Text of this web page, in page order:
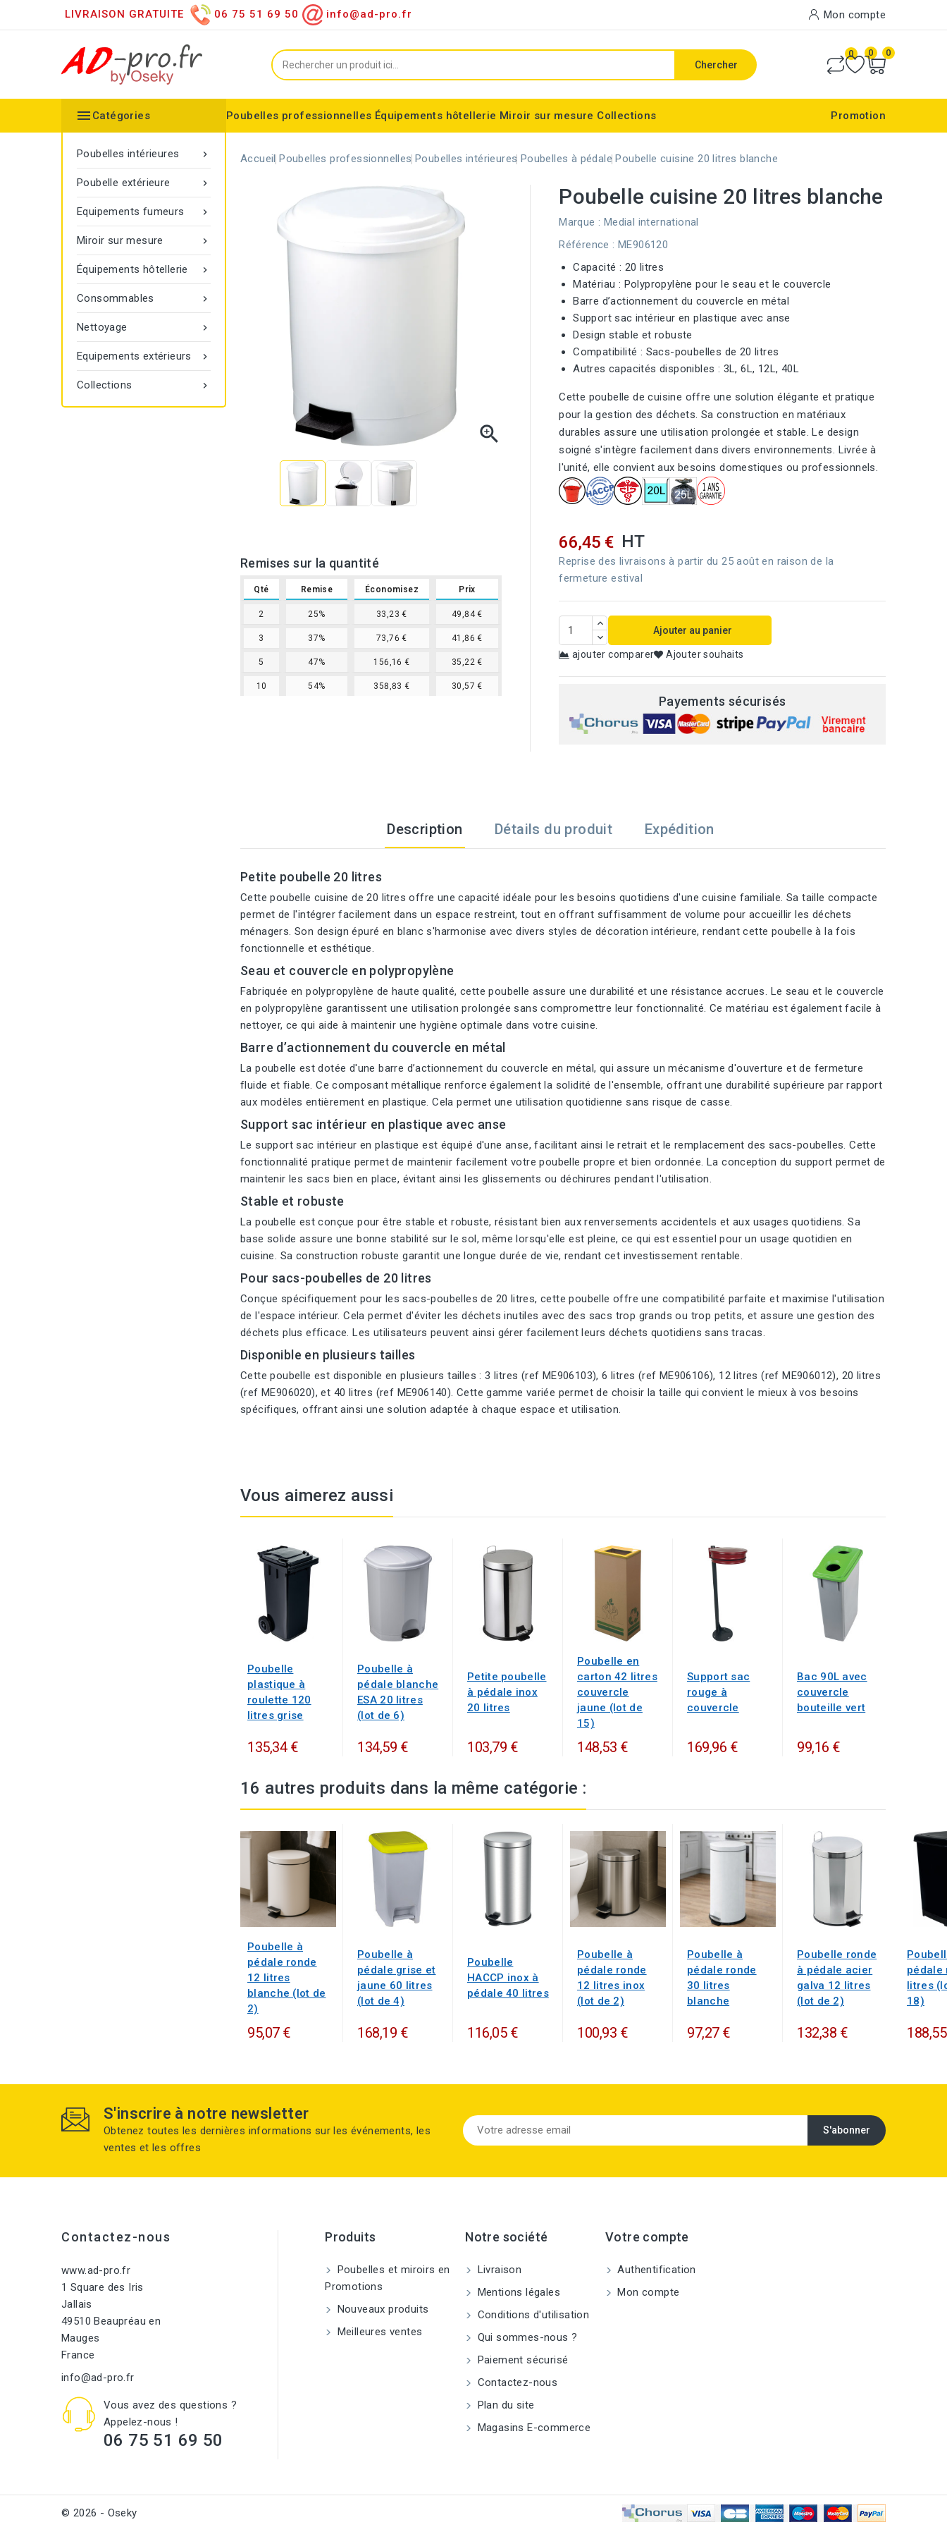
LIVRAISON GRATUITE 06 75 51 69 50 info@ad-pro.fr Mon compte
Chercher
0 0 0
Poubelles professionnelles Équipements hôtellerie Miroir sur mesure Collections Promotion
 Catégories

Poubelles intérieures

Poubelle extérieure

Equipements fumeurs

Miroir sur mesure

Équipements hôtellerie

Consommables

Nettoyage

Equipements extérieurs

Collections
Accueil Poubelles professionnelles Poubelles intérieures Poubelles à pédale Poubelle cuisine 20 litres blanche

Remises sur la quantité
Qté Remise Économisez Prix
2 25% 33,23 € 49,84 €
3 37% 73,76 € 41,86 €
5 47% 156,16 € 35,22 €
10 54% 358,83 € 30,57 €
Poubelle cuisine 20 litres blanche
Marque : Medial international
Référence : ME906120
Capacité : 20 litres
Matériau : Polypropylène pour le seau et le couvercle
Barre d’actionnement du couvercle en métal
Support sac intérieur en plastique avec anse
Design stable et robuste
Compatibilité : Sacs-poubelles de 20 litres
Autres capacités disponibles : 3L, 6L, 12L, 40L
Cette poubelle de cuisine offre une solution élégante et pratique
pour la gestion des déchets. Sa construction en matériaux
durables assure une utilisation prolongée et stable. Le design
soigné s'intègre facilement dans divers environnements. Livrée à
l'unité, elle convient aux besoins domestiques ou professionnels.
66,45 € HT
Reprise des livraisons à partir du 25 août en raison de la
fermeture estival
Ajouter au panier
ajouter comparer Ajouter souhaits
Payements sécurisés
Description Détails du produit Expédition
Petite poubelle 20 litres
Cette poubelle cuisine de 20 litres offre une capacité idéale pour les besoins quotidiens d'une cuisine familiale. Sa taille compacte
permet de l'intégrer facilement dans un espace restreint, tout en offrant suffisamment de volume pour accueillir les déchets
ménagers. Son design épuré en blanc s'harmonise avec divers styles de décoration intérieure, rendant cette poubelle à la fois
fonctionnelle et esthétique.
Seau et couvercle en polypropylène
Fabriquée en polypropylène de haute qualité, cette poubelle assure une durabilité et une résistance accrues. Le seau et le couvercle
en polypropylène garantissent une utilisation prolongée sans compromettre leur fonctionnalité. Ce matériau est également facile à
nettoyer, ce qui aide à maintenir une hygiène optimale dans votre cuisine.
Barre d’actionnement du couvercle en métal
La poubelle est dotée d'une barre d’actionnement du couvercle en métal, qui assure un mécanisme d'ouverture et de fermeture
fluide et fiable. Ce composant métallique renforce également la solidité de l'ensemble, offrant une durabilité supérieure par rapport
aux modèles entièrement en plastique. Cela permet une utilisation quotidienne sans risque de casse.
Support sac intérieur en plastique avec anse
Le support sac intérieur en plastique est équipé d'une anse, facilitant ainsi le retrait et le remplacement des sacs-poubelles. Cette
fonctionnalité pratique permet de maintenir facilement votre poubelle propre et bien ordonnée. La conception du support permet de
maintenir les sacs bien en place, évitant ainsi les glissements ou déchirures pendant l'utilisation.
Stable et robuste
La poubelle est conçue pour être stable et robuste, résistant bien aux renversements accidentels et aux usages quotidiens. Sa
base solide assure une bonne stabilité sur le sol, même lorsqu'elle est pleine, ce qui est essentiel pour un usage quotidien en
cuisine. Sa construction robuste garantit une longue durée de vie, rendant cet investissement rentable.
Pour sacs-poubelles de 20 litres
Conçue spécifiquement pour les sacs-poubelles de 20 litres, cette poubelle offre une compatibilité parfaite et maximise l'utilisation
de l'espace intérieur. Cela permet d'éviter les déchets inutiles avec des sacs trop grands ou trop petits, et assure une gestion des
déchets plus efficace. Les utilisateurs peuvent ainsi gérer facilement leurs déchets quotidiens sans tracas.
Disponible en plusieurs tailles
Cette poubelle est disponible en plusieurs tailles : 3 litres (ref ME906103), 6 litres (ref ME906106), 12 litres (ref ME906012), 20 litres
(ref ME906020), et 40 litres (ref ME906140). Cette gamme variée permet de choisir la taille qui convient le mieux à vos besoins
spécifiques, offrant ainsi une solution adaptée à chaque espace et utilisation.
Vous aimerez aussi
Poubelle
plastique à
roulette 120
litres grise
135,34 €
Poubelle à
pédale blanche
ESA 20 litres
(lot de 6)
134,59 €
Petite poubelle
à pédale inox
20 litres
103,79 €
Poubelle en
carton 42 litres
couvercle
jaune (lot de
15)
148,53 €
Support sac
rouge à
couvercle
169,96 €
Bac 90L avec
couvercle
bouteille vert
99,16 €
16 autres produits dans la même catégorie :
Poubelle à
pédale ronde
12 litres
blanche (lot de
2)
95,07 €
Poubelle à
pédale grise et
jaune 60 litres
(lot de 4)
168,19 €
Poubelle
HACCP inox à
pédale 40 litres
116,05 €
Poubelle à
pédale ronde
12 litres inox
(lot de 2)
100,93 €
Poubelle à
pédale ronde
30 litres
blanche
97,27 €
Poubelle ronde
à pédale acier
galva 12 litres
(lot de 2)
132,38 €
pédale
litres
18)
S'inscrire à notre newsletter
Obtenez toutes les dernières informations sur les événements, les
ventes et les offres
Contactez-nous
www.ad-pro.fr
1 Square des Iris
Jallais
49510 Beaupréau en
Mauges
France
info@ad-pro.fr
Vous avez des questions ?
Appelez-nous !
06 75 51 69 50
Produits
Poubelles et miroirs en
Promotions
Nouveaux produits
Meilleures ventes
Notre société
Livraison
Mentions légales
Conditions d'utilisation
Qui sommes-nous ?
Paiement sécurisé
Contactez-nous
Plan du site
Magasins E-commerce
Votre compte
Authentification
Mon compte
© 2026 - Oseky